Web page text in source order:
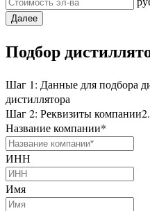
Далее
Подбор
Шаг 1: Данные для подбора
дистиллятора
Шаг 2: Реквизиты компании
Название компании*
ИНН
Имя